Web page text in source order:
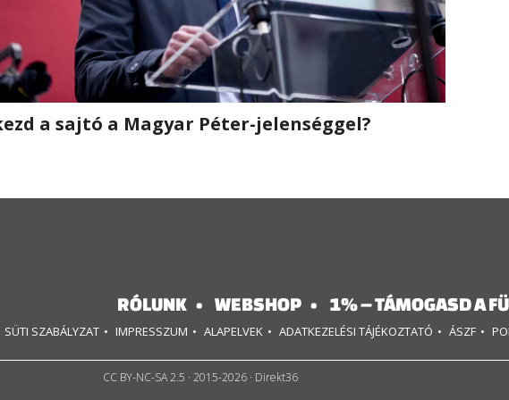
a sajtó a Magyar Péter-jelenséggel?
RÓLUNK WEBSHOP 1% – TÁMOGASD A
SÜTI SZABÁLYZAT IMPRESSZUM ALAPELVEK ADATKEZELÉSI TÁJÉKOZTATÓ ÁSZF
CC BY-NC-SA 2.5 · 2015-2026 · Direkt36